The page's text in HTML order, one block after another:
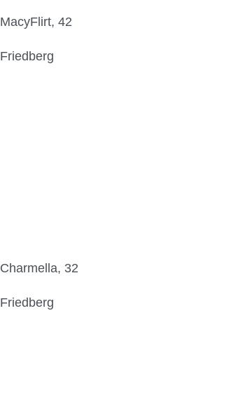
MacyFlirt, 42
Friedberg
Charmella, 32
Friedberg